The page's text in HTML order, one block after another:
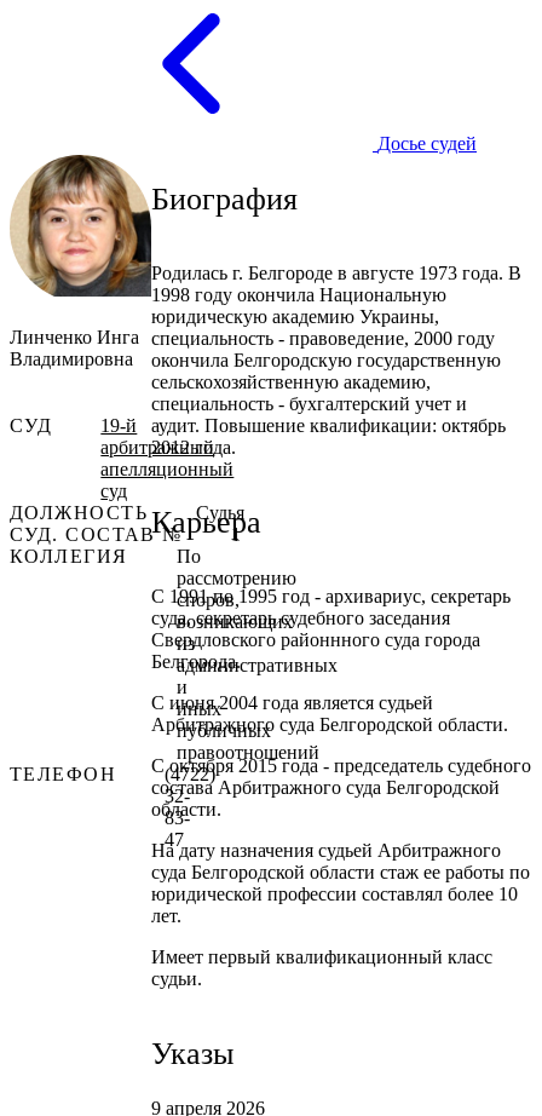
Досье судей
Линченко Инга
Владимировна
СУД
19-й
арбитражный
апелляционный
суд
ДОЛЖНОСТЬ
Судья
СУД. СОСТАВ №
1
КОЛЛЕГИЯ
По
рассмотрению
споров,
возникающих
из
административных
и
иных
публичных
правоотношений
ТЕЛЕФОН
(4722)
32-
83-
47
Биография
Родилась г. Белгороде в августе 1973 года. В
1998 году окончила Национальную
юридическую академию Украины,
специальность - правоведение, 2000 году
окончила Белгородскую государственную
сельскохозяйственную академию,
специальность - бухгалтерский учет и
аудит. Повышение квалификации: октябрь
2012 года.
Карьера
С 1991 по 1995 год - архивариус, секретарь
суда, секретарь судебного заседания
Свердловского районнного суда города
Белгорода.
С июня 2004 года является судьей
Арбитражного суда Белгородской области.
С октября 2015 года - председатель судебного
состава Арбитражного суда Белгородской
области.
На дату назначения судьей Арбитражного
суда Белгородской области стаж ее работы по
юридической профессии составлял более 10
лет.
Имеет первый квалификационный класс
судьи.
Указы
9 апреля 2026